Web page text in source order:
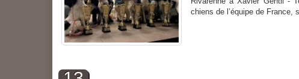
chiens de l’équipe de France,